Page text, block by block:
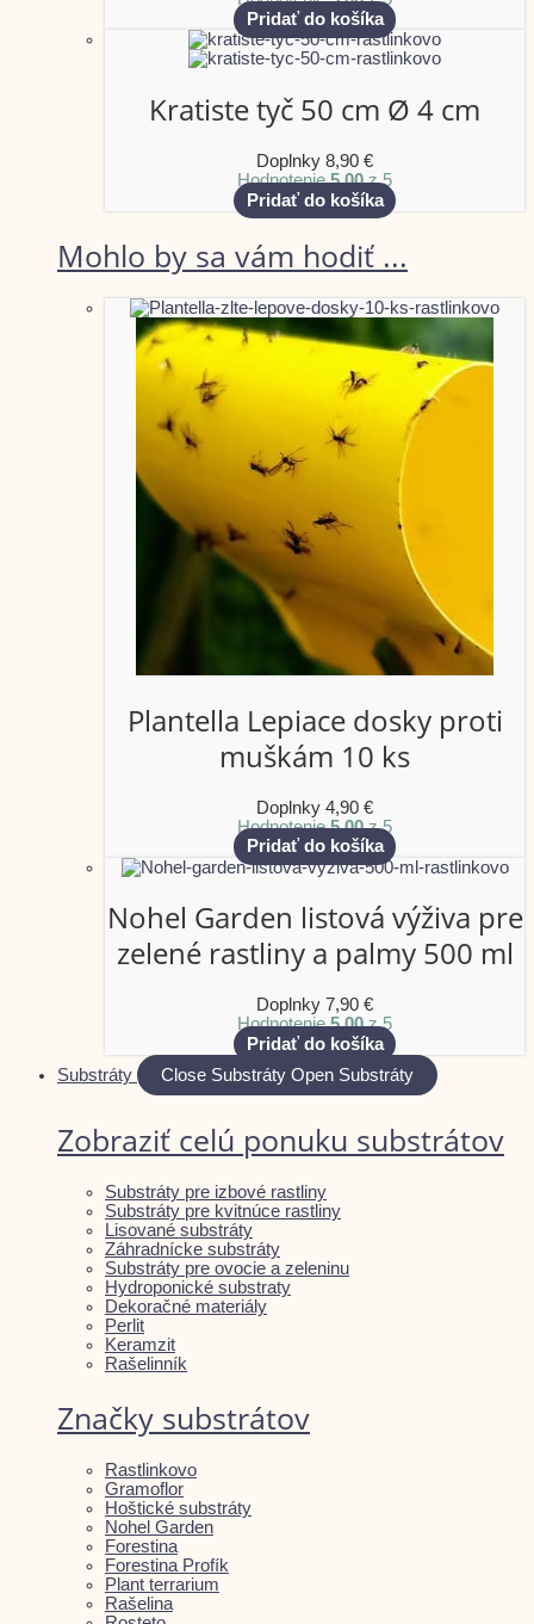
Pridať do košíka
Kratiste tyč 50 cm Ø 4 cm
Doplnky 8,90 €
Hodnotenie5.00z 5
Pridať do košíka
Mohlo by sa vám hodiť ...
Plantella Lepiace dosky proti
muškám 10 ks
Doplnky 4,90 €
Hodnotenie5.00z 5
Pridať do košíka
Nohel Garden listová výživa pre
zelené rastliny a palmy 500 ml
Doplnky 7,90 €
Hodnotenie5.00z 5
Pridať do košíka
Substráty
Close Substráty Open Substráty
Zobraziť celú ponuku substrátov
Substráty pre izbové rastliny
Substráty pre kvitnúce rastliny
Lisované substráty
Záhradnícke substráty
Substráty pre ovocie a zeleninu
Hydroponické substraty
Dekoračné materiály
Perlit
Keramzit
Rašelinník
Značky substrátov
Rastlinkovo
Gramoflor
Hoštické substráty
Nohel Garden
Forestina
Forestina Profík
Plant terrarium
Rašelina